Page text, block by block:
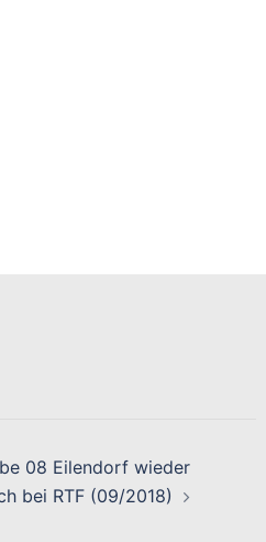
08 Eilendorf wieder
bei RTF (09/2018)